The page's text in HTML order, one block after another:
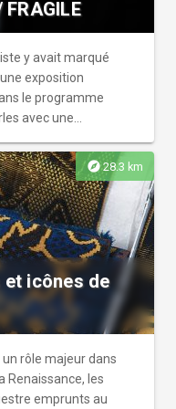
y avait marqué
exposition
le programme
avec une
trente années
de la galerie, en plein
une oeuvre
mémoire,
explore28.3 km
et icônes de
rôle majeur dans
Renaissance, les
emprunts au